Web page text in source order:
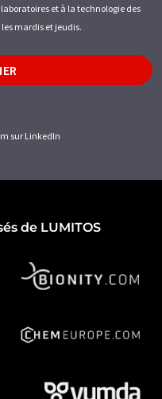
et à la technologie des
mardis et jeudis.
sur LinkedIn
de LUMITOS